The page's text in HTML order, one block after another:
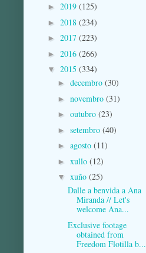
► 2019 (125)
► 2018 (234)
► 2017 (223)
► 2016 (266)
▼ 2015 (334)
► decembro (30)
► novembro (31)
► outubro (23)
► setembro (40)
► agosto (11)
► xullo (12)
▼ xuño (25)
Dalle a benvida a Ana
Miranda // Let's
welcome Ana...
Exclusive footage
obtained from
Freedom Flotilla b...